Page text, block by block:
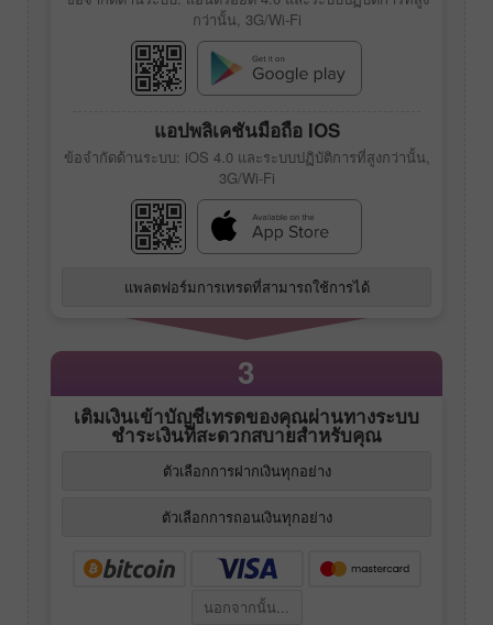
กว่านั้น, 3G/Wi-Fi
แอปพลิเคชันมือถือ IOS
ข้อจำกัดด้านระบบ: iOS 4.0 และระบบปฏิบัติการที่สูงกว่านั้น,
3G/Wi-Fi
แพลตฟอร์มการเทรดที่สามารถใช้การได้
3
เติมเงินเข้าบัญชีเทรดของคุณผ่านทางระบบ
ชำระเงินที่สะดวกสบายสำหรับคุณ
ตัวเลือกการฝากเงินทุกอย่าง
ตัวเลือกการถอนเงินทุกอย่าง
นอกจากนั้น...